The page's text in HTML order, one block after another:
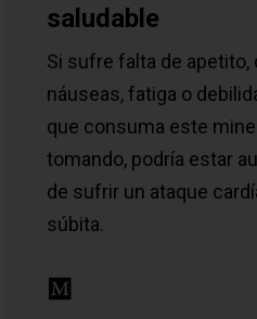
saludable
Si sufre falta de apetito,
náuseas, fatiga o
que consuma este
tomando, podría estar
de sufrir un ataque
súbita.